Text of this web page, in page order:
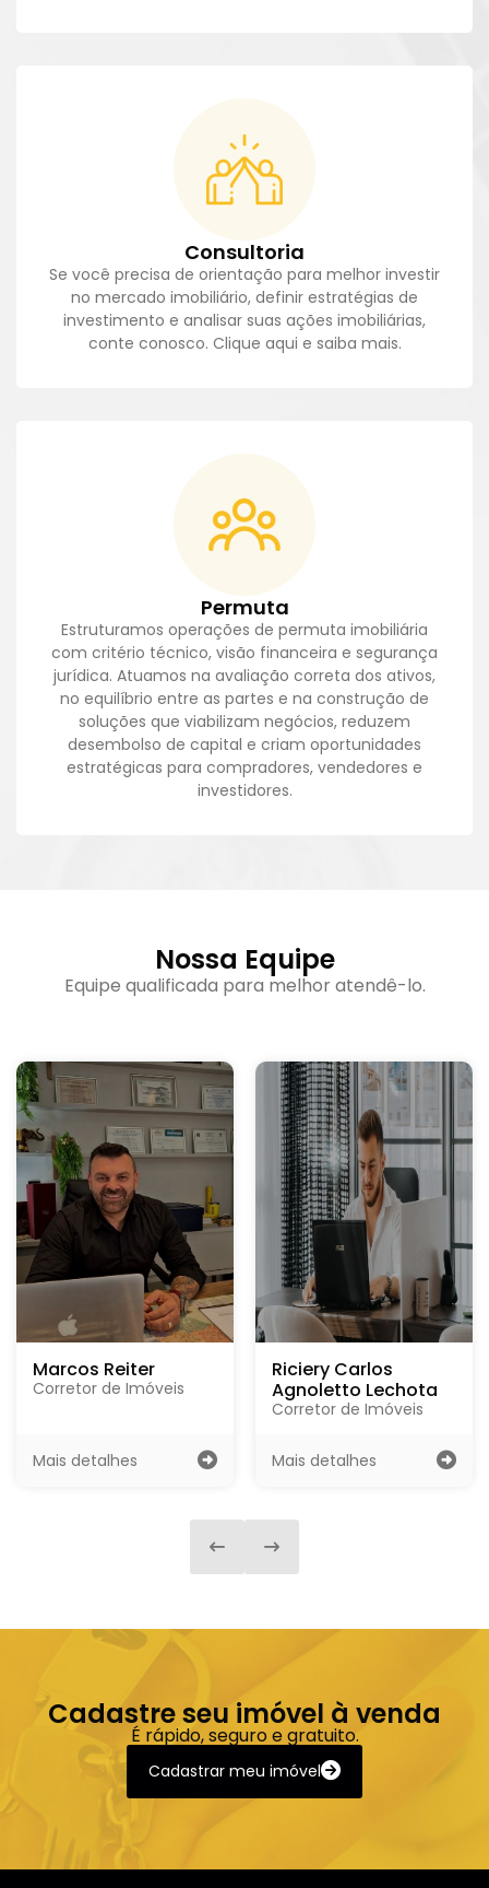
Consultoria
Se você precisa de orientação para melhor investir
no mercado imobiliário, definir estratégias de
investimento e analisar suas ações imobiliárias,
conte conosco. Clique aqui e saiba mais.
Permuta
Estruturamos operações de permuta imobiliária
com critério técnico, visão financeira e segurança
jurídica. Atuamos na avaliação correta dos ativos,
no equilíbrio entre as partes e na construção de
soluções que viabilizam negócios, reduzem
desembolso de capital e criam oportunidades
estratégicas para compradores, vendedores e
investidores.
Nossa Equipe
Equipe qualificada para melhor atendê-lo.
Marcos Reiter
Corretor de Imóveis
Mais detalhes
Riciery Carlos
Agnoletto Lechota
Corretor de Imóveis
Mais detalhes
Cadastre seu imóvel à venda
É rápido, seguro e gratuito.
Cadastrar meu imóvel